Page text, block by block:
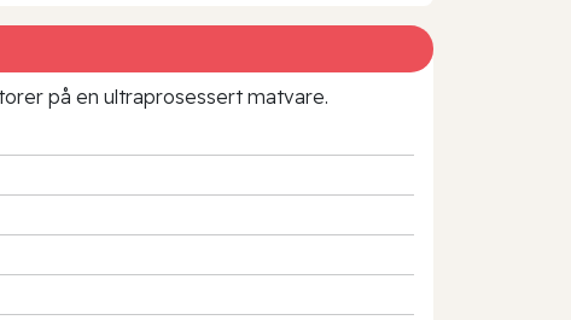
på en ultraprosessert matvare.